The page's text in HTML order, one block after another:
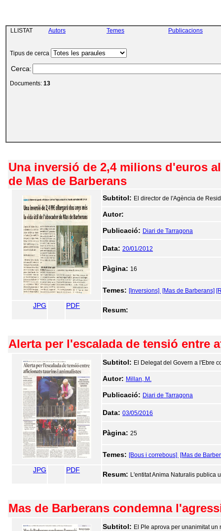
LLISTAT Autors Temes Publicacions
Tipus de cerca
Cerca:
Documents: 13
Una inversió de 2,4 milions d'euros
de Mas de Barberans
Subtitol: El director de l'Agència de
Autor:
Publicació: Diari de Tarragona
Data: 20/01/2012
Pàgina: 16
Temes: [Inversions] [Mas de Barberans]
JPG PDF
Resum:
Alerta per l'escalada de tensió entre
Subtitol: El Delegat del Govern a l'Ebre
Autor: Millan, M.
Publicació: Diari de Tarragona
Data: 03/05/2016
Pàgina: 25
Temes: [Bous i correbous] [Mas de
JPG PDF
Resum: L'entitat Anima Naturalis publica
Mas de Barberans condemna
Subtitol: El Ple aprova per unanimitat un